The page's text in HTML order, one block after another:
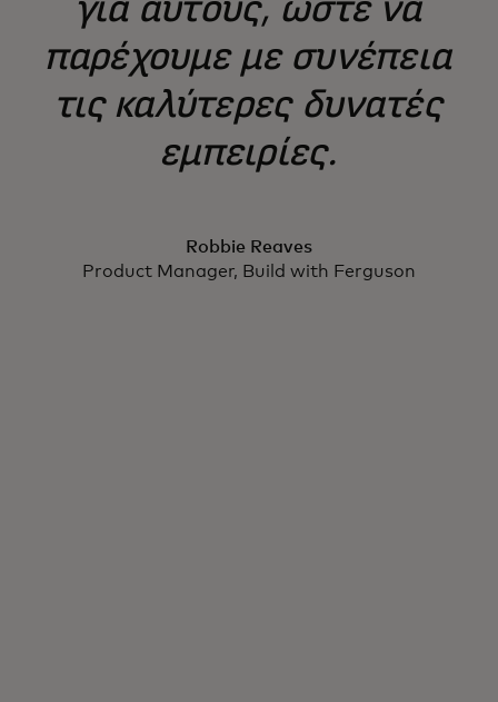
για αυτούς, ώστε να
παρέχουμε με συνέπεια
τις καλύτερες δυνατές
εμπειρίες.
Robbie Reaves
Product Manager, Build with Ferguson